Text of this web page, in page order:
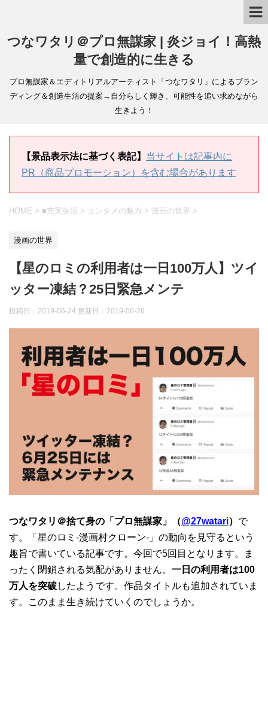
つなワタリ＠プロ無謀家 | 炎ジョイ！高熱
量で創造的に生きる
プロ無謀家＆エディトリアルアーティスト「つなワタリ」によるブラン
ディング＆創造生活の提案→自分らしく輝き、可能性を追い求めながら
生きよう！
【景品表示法に基づく表記】 当サイトは記事内に
PR（商品プロモーション）を含む場合があります
HOME > ■充実生活 > エンタメの魅力 > 漫画の世界 >
漫画の世界
【星のロミの利用者は一日100万人】ツイ
ッター凍結？25日緊急メンテ
投稿日：2019-06-24 更新日： 2019-06-26
つなワタリ＠捨て身の「プロ無謀家」（@27watari） で
す。「星のロミ-漫画村クローン-」の動向を見守るという
趣旨で書いている記事です。今回で5回目となります。ま
ったく閉鎖される気配がありません。 一日の利用者は100
万人を突破したようです。作品タイトルも追加されていま
す。このまま生き続けていくのでしょうか。